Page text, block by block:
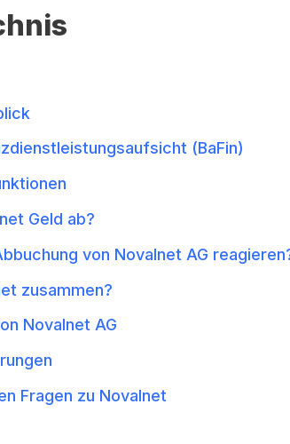
(BaFin)
Geld ab?
von Novalnet AG
zusammen?
Novalnet AG
Fragen zu Novalnet